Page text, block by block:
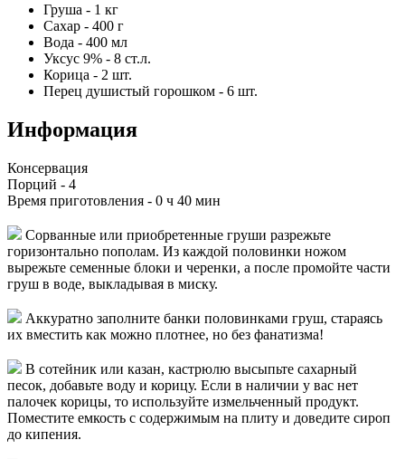
Груша - 1 кг
Сахар - 400 г
Вода - 400 мл
Уксус 9% - 8 ст.л.
Корица - 2 шт.
Перец душистый горошком - 6 шт.
Информация
Консервация
Порций - 4
Время приготовления - 0 ч 40 мин
Сорванные или приобретенные груши разрежьте
горизонтально пополам. Из каждой половинки ножом
вырежьте семенные блоки и черенки, а после промойте части
груш в воде, выкладывая в миску.
Аккуратно заполните банки половинками груш, стараясь
их вместить как можно плотнее, но без фанатизма!
В сотейник или казан, кастрюлю высыпьте сахарный
песок, добавьте воду и корицу. Если в наличии у вас нет
палочек корицы, то используйте измельченный продукт.
Поместите емкость с содержимым на плиту и доведите сироп
до кипения.